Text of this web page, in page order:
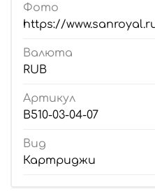
Фото
https://
Валюта
RUB
Артикул
В510-03-04-07
Вид
Картриджи